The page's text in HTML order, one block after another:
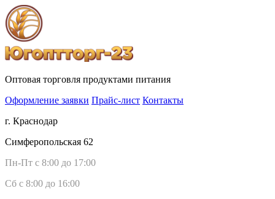
Оптовая торговля продуктами питания
Оформление заявки Прайс-лист Контакты
г. Краснодар
Симферопольская 62
Пн-Пт с 8:00 до 17:00
Сб с 8:00 до 16:00